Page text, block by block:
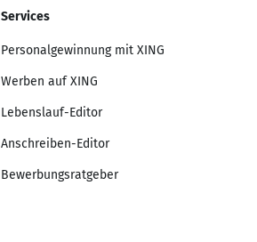
Services
Personalgewinnung mit XING
Werben auf XING
Lebenslauf-Editor
Anschreiben-Editor
Bewerbungsratgeber